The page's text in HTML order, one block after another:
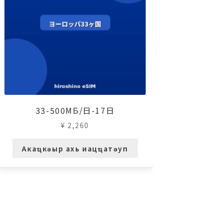
33-500МБ/日-17日
¥ 2,260
Акаҵкәыр ахь иацҵатәуп